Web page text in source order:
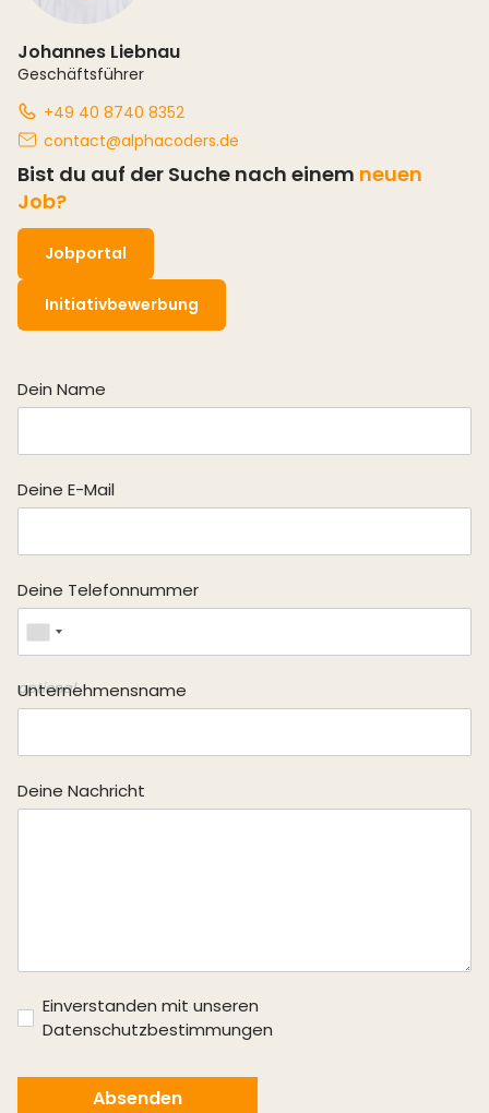
Johannes Liebnau
Geschäftsführer
+49 40 8740 8352
contact@alphacoders.de
Bist du auf der Suche nach einem neuen
Job?
Jobportal
Initiativbewerbung
Dein Name
Deine E-Mail
Registrieren Sie sich in unserem
unsere Personalverantwortlichen werden Sie kontaktieren
oder durchsuchen Sie unser
Deine Telefonnummer
optional
Unternehmensname
Deine Nachricht
Einverstanden mit unseren
Datenschutzbestimmungen